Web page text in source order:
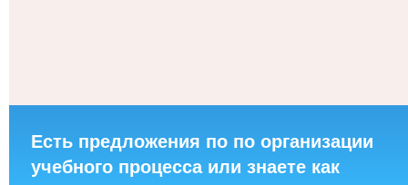
Есть предложения по по организации
учебного процесса или знаете как